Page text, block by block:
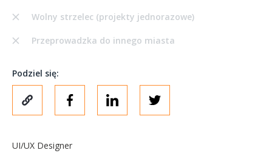
Wolny strzelec (projekty jednorazowe)
Przeprowadzka do innego miasta
Podziel się:
UI/UX Designer